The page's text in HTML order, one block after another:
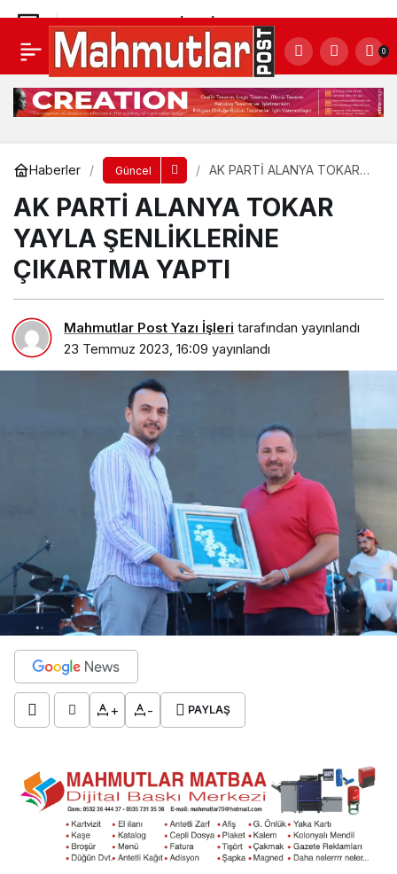
0
Haberler Güncel
AK PARTİ ALANYA TOKAR
ÇIKARTMA YAPTI
AK PARTİ ALANYA TOKAR
YAYLA ŞENLİKLERİNE
ÇIKARTMA YAPTI
Mahmutlar Post Yazı İşleri tarafından yayınlandı
23 Temmuz 2023, 16:09 yayınlandı
+ - PAYLAŞ
ALANYA BELEDİYESİ’NDEN SIFIR ATIK’TA BİR
İLK DAHA: OTELLERE SIFIR ATIK EĞİTİMİ
Yorum Yap Paylaş